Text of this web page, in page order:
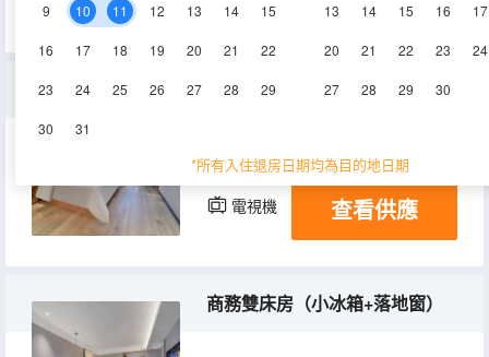
9 10 11 12 13 14 15
16 17 18 19 20 21 22
23 24 25 26 27 28 29
30 31
13 14 15 16 17
20 21 22 23 24
27 28 29 30
*所有入住退房日期均為目的地日期
景觀大床房（小冰箱+貴妃椅）
28㎡ 24-27層
電視機 冰箱
查看供應
商務雙床房（小冰箱+落地窗）